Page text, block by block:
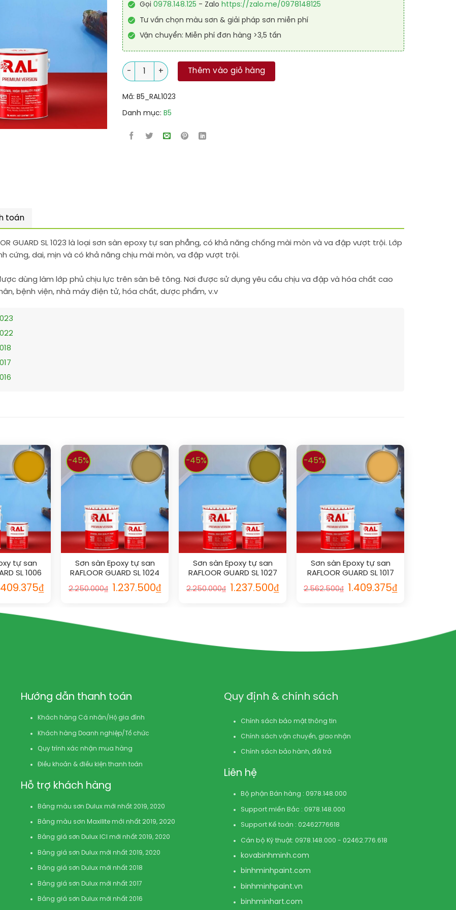
Gọi 0978.148.125 - Zalo https://zalo.me/0978148125
Tư vấn chọn màu sơn & giải pháp sơn miễn phí
Vận chuyển: Miễn phí đơn hàng >3,5 tấn
Sơn sàn Epoxy tự san RAFLOOR GUARD SL 1023 số lượng
Thêm vào giỏ hàng
Mã: B5_RAL1023
Danh mục: B5
toán
GUARD SL 1023 là loại sơn sàn epoxy tự san phẳng, có khả năng chống mài mòn và va đập vượt trội. Lớp
cứng, dai, mịn và có khả năng chịu mài mòn, va đập vượt trội.
được dùng làm lớp phủ chịu lực trên sàn bê tông. Nơi được sử dụng yêu cầu chịu va đập và hóa chất cao
bệnh viện, nhà máy điện tử, hóa chất, dược phẩm, v.v
tự san
SL 1006
₫
-45%
Sơn sàn Epoxy tự san
RAFLOOR GUARD SL 1024
2.250.000₫ 1.237.500₫
-45%
Sơn sàn Epoxy tự san
RAFLOOR GUARD SL 1027
2.250.000₫ 1.237.500₫
-45%
Sơn sàn Epoxy tự san
RAFLOOR GUARD SL 1017
2.562.500₫ 1.409.375₫
Hướng dẫn thanh toán
Khách hàng Cá nhân/Hộ gia đình
Khách hàng Doanh nghiệp/Tổ chức
Quy trình xác nhận mua hàng
Điều khoản & điều kiện thanh toán
Hỗ trợ khách hàng
Bảng màu sơn Dulux mới nhất 2019, 2020
Bảng màu sơn Maxilite mới nhất 2019, 2020
Bảng giá sơn Dulux ICI mới nhất 2019, 2020
Bảng giá sơn Dulux mới nhất 2019, 2020
Bảng giá sơn Dulux mới nhất 2018
Bảng giá sơn Dulux mới nhất 2017
Bảng giá sơn Dulux mới nhất 2016
Quy định & chính sách
Chính sách bảo mật thông tin
Chính sách vận chuyển, giao nhận
Chính sách bảo hành, đổi trả
Liên hệ
Bộ phận Bán hàng : 0978.148.000
Support miền Bắc : 0978.148.000
Support Kế toán : 02462776618
Cán bộ Kỹ thuật: 0978.148.000 - 02462.776.618
kovabinhminh.com
binhminhpaint.com
binhminhpaint.vn
binhminhart.com